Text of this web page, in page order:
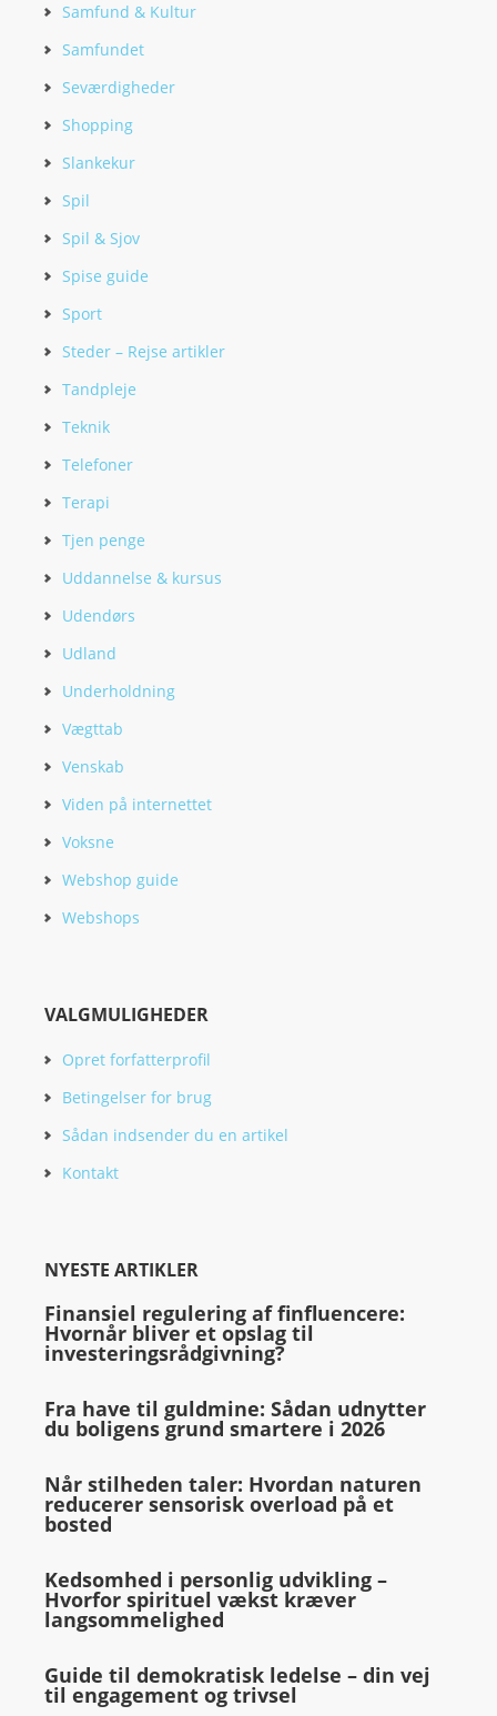
Samfund & Kultur
Samfundet
Seværdigheder
Shopping
Slankekur
Spil
Spil & Sjov
Spise guide
Sport
Steder – Rejse artikler
Tandpleje
Teknik
Telefoner
Terapi
Tjen penge
Uddannelse & kursus
Udendørs
Udland
Underholdning
Vægttab
Venskab
Viden på internettet
Voksne
Webshop guide
Webshops
VALGMULIGHEDER
Opret forfatterprofil
Betingelser for brug
Sådan indsender du en artikel
Kontakt
NYESTE ARTIKLER
Finansiel regulering af finfluencere:
Hvornår bliver et opslag til
investeringsrådgivning?
Fra have til guldmine: Sådan udnytter
du boligens grund smartere i 2026
Når stilheden taler: Hvordan naturen
reducerer sensorisk overload på et
bosted
Kedsomhed i personlig udvikling –
Hvorfor spirituel vækst kræver
langsommelighed
Guide til demokratisk ledelse – din vej
til engagement og trivsel